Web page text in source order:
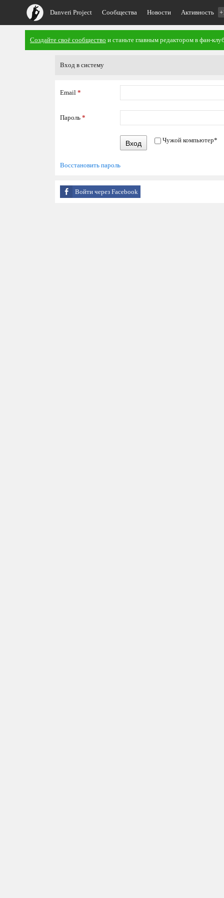
Danveri Project Сообщества Новости Активность
Создайте своё сообщество и станьте главным редактором в фан-
Вход в систему
Email *
Пароль *
Вход Чужой компьютер*
Восстановить пароль
Войти через Facebook